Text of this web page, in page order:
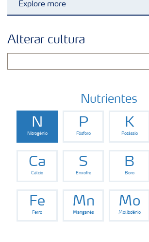
Explore more
Manuseio de produtos
Soluções Digitais
Momento Yara | Milho
Alterar cultura
Nutrientes
N
Nitrogênio
P
Fósforo
K
Potássio
Ca
Cálcio
S
Enxofre
B
Boro
Fe
Ferro
Mn
Manganês
Mo
Molibdênio